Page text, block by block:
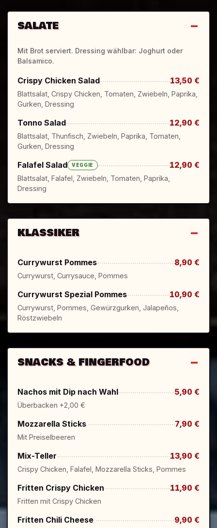
SALATE
Mit Brot serviert. Dressing wählbar: Joghurt oder
Balsamico.
Crispy Chicken Salad 13,50 €
Blattsalat, Crispy Chicken, Tomaten, Zwiebeln, Paprika,
Gurken, Dressing
Tonno Salad 12,90 €
Blattsalat, Thunfisch, Zwiebeln, Paprika, Tomaten,
Gurken, Dressing
Falafel Salad VEGGIE 12,90 €
Blattsalat, Falafel, Zwiebeln, Tomaten, Paprika,
Dressing
KLASSIKER
Currywurst Pommes 8,90 €
Currywurst, Currysauce, Pommes
Currywurst Spezial Pommes 10,90 €
Currywurst, Pommes, Gewürzgurken, Jalapeños,
Röstzwiebeln
SNACKS & FINGERFOOD
Nachos mit Dip nach Wahl 5,90 €
Überbacken +2,00 €
Mozzarella Sticks 7,90 €
Mit Preiselbeeren
Mix-Teller 13,90 €
Crispy Chicken, Falafel, Mozzarella Sticks, Pommes
Fritten Crispy Chicken 11,90 €
Fritten mit Crispy Chicken
Fritten Chili Cheese 9,90 €